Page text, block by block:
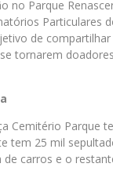
no Parque
Particulares
de
tornarem
Cemitério Parque
tem 25 mil
carros e o